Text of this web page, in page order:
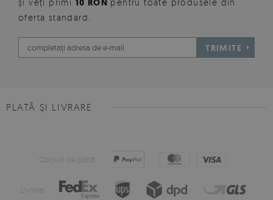
și veți primi 10 RON pentru toate produsele din
oferta standard.
TRIMITE
PLATĂ ȘI LIVRARE
Opţiuni de plată:
Livrare: